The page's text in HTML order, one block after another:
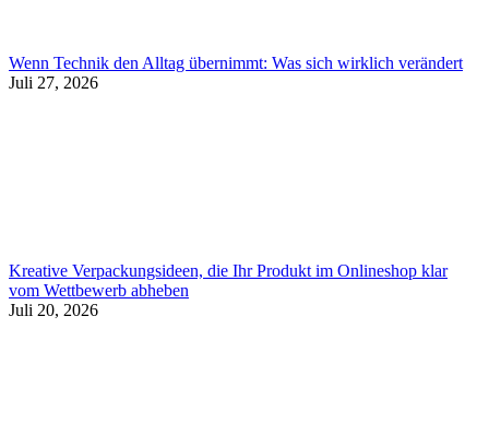
Wenn Technik den Alltag übernimmt: Was sich wirklich verändert
Juli 27, 2026
Kreative Verpackungsideen, die Ihr Produkt im Onlineshop klar
vom Wettbewerb abheben
Juli 20, 2026